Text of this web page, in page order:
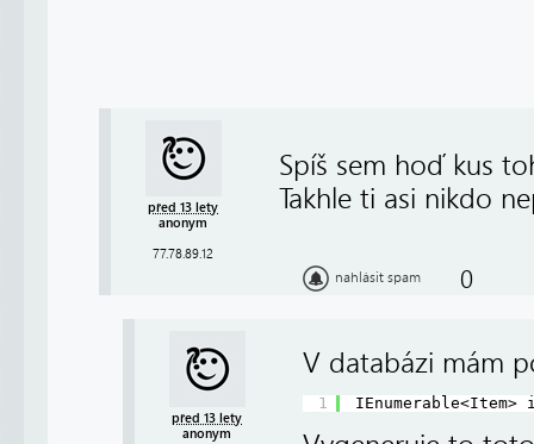
před 13 lety
anonym
77.78.89.12
Spíš sem hoď kus
Takhle ti asi nikdo
nahlásit spam 0
před 13 lety
anonym
V databázi mám
1